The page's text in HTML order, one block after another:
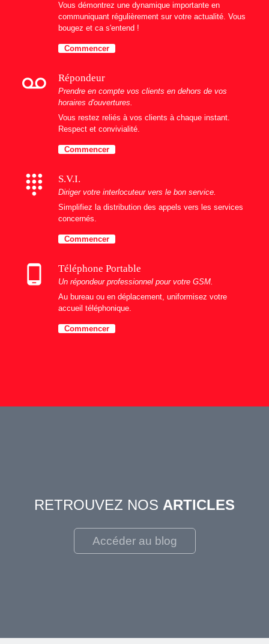
Vous démontrez une dynamique importante en
communiquant régulièrement sur votre actualité. Vous
bougez et ca s'entend !
Commencer
voicemail Répondeur
Prendre en compte vos clients en dehors de vos
horaires d'ouvertures.
Vous restez reliés à vos clients à chaque instant.
Respect et convivialité.
Commencer
dialpad S.V.I.
Diriger votre interlocuteur vers le bon service.
Simplifiez la distribution des appels vers les services
concernés.
Commencer
phone_android Téléphone Portable
Un répondeur professionnel pour votre GSM.
Au bureau ou en déplacement, uniformisez votre
accueil téléphonique.
Commencer
RETROUVEZ NOS ARTICLES
Accéder au blog